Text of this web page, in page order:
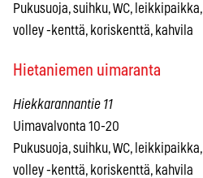
Pukusuoja, suihku, WC,
volley -kenttä, koriskenttä, kahvila
Hietaniemen uimaranta
Hiekkarannantie 11
Uimavalvonta 10-20
Pukusuoja, suihku, WC,
volley -kenttä, koriskenttä, kahvila